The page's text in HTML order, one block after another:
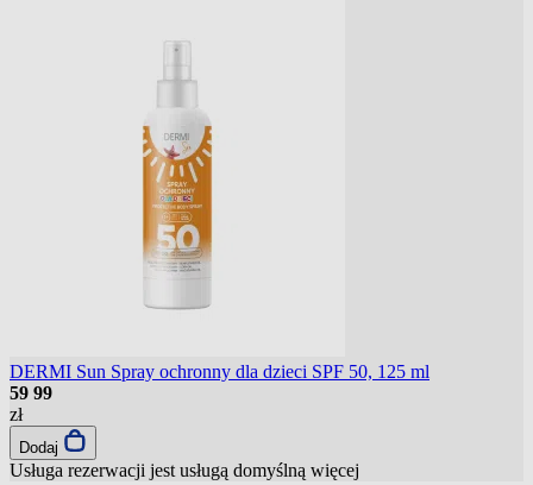
DERMI Sun Spray ochronny dla dzieci SPF 50, 125 ml
59 99
zł
Dodaj
Usługa rezerwacji jest usługą domyślną więcej